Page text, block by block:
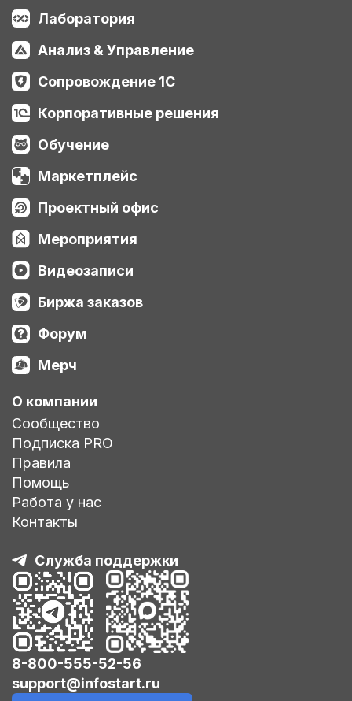
Лаборатория
Анализ & Управление
Сопровождение 1С
Корпоративные решения
Обучение
Маркетплейс
Проектный офис
Мероприятия
Видеозаписи
Биржа заказов
Форум
Мерч
О компании
Сообщество
Подписка PRO
Правила
Помощь
Работа у нас
Контакты
Служба поддержки
8-800-555-52-56
support@infostart.ru